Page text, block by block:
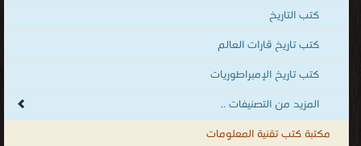
قراءة و تحميل كتب في كتب تاريخ الأنبياء مجانا
كتب عصر الدولة الأموية